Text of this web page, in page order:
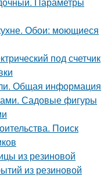
Обои: моющиеся
под счетчик
Общая информация
Садовые фигуры
Поиск
из резиновой
из резиновой